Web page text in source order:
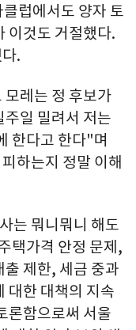
럽에서도 양자 토
이것도 거절했다.
.
레는 정 후보가
일 밀려서 저는
한다고 한다"며
하는지 정말 이해
는 뭐니뭐니 해도
택가격 안정 문제,
제한, 세금 중과
대한 대책의 지속
론함으로써 서울